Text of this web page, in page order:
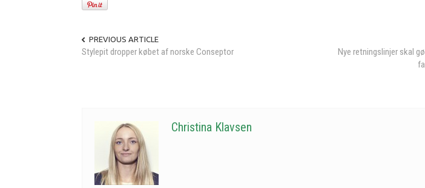
PREVIOUS ARTICLE
Stylepit dropper købet af norske Conseptor
Nye retningslinjer skal
Christina Klavsen